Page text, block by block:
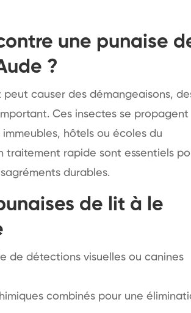
une punaise
?
causer des démangeaisons,
Ces insectes se propagent
hôtels ou écoles du
traitement rapide sont essentiels
durables.
de lit à le
de détections visuelles ou canines
combinés pour une